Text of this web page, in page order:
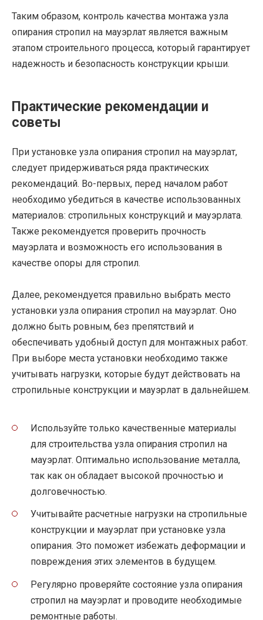
Таким образом, контроль качества монтажа узла
опирания стропил на мауэрлат является важным
этапом строительного процесса, который гарантирует
надежность и безопасность конструкции крыши.
Практические рекомендации и
советы
При установке узла опирания стропил на мауэрлат,
следует придерживаться ряда практических
рекомендаций. Во-первых, перед началом работ
необходимо убедиться в качестве использованных
материалов: стропильных конструкций и мауэрлата.
Также рекомендуется проверить прочность
мауэрлата и возможность его использования в
качестве опоры для стропил.
Далее, рекомендуется правильно выбрать место
установки узла опирания стропил на мауэрлат. Оно
должно быть ровным, без препятствий и
обеспечивать удобный доступ для монтажных работ.
При выборе места установки необходимо также
учитывать нагрузки, которые будут действовать на
стропильные конструкции и мауэрлат в дальнейшем.
Используйте только качественные материалы
для строительства узла опирания стропил на
мауэрлат. Оптимально использование металла,
так как он обладает высокой прочностью и
долговечностью.
Учитывайте расчетные нагрузки на стропильные
конструкции и мауэрлат при установке узла
опирания. Это поможет избежать деформации и
повреждения этих элементов в будущем.
Регулярно проверяйте состояние узла опирания
стропил на мауэрлат и проводите необходимые
ремонтные работы.